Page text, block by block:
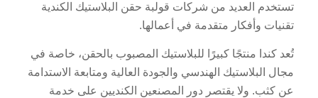
تستخدم العديد من شركات قولبة حقن البلاستيك الكندية
تقنيات وأفكار متقدمة في أعمالها.
تُعد كندا منتجًا كبيرًا للبلاستيك المصبوب بالحقن، خاصة في
مجال البلاستيك الهندسي والجودة العالية ومتابعة الاستدامة
عن كثب. ولا يقتصر دور المصنعين الكنديين على خدمة